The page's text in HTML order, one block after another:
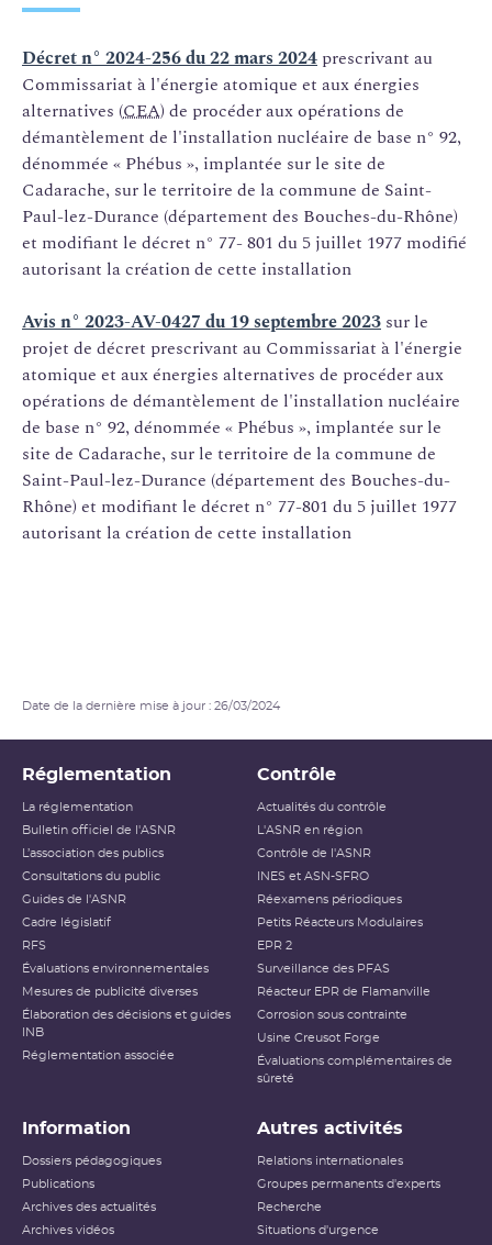
Décret n° 2024-256 du 22 mars 2024 prescrivant au
Commissariat à l'énergie atomique et aux énergies
alternatives (CEA) de procéder aux opérations de
démantèlement de l'installation nucléaire de base n° 92,
dénommée « Phébus », implantée sur le site de
Cadarache, sur le territoire de la commune de Saint-
Paul-lez-Durance (département des Bouches-du-Rhône)
et modifiant le décret n° 77- 801 du 5 juillet 1977 modifié
autorisant la création de cette installation
Avis n° 2023-AV-0427 du 19 septembre 2023 sur le
projet de décret prescrivant au Commissariat à l'énergie
atomique et aux énergies alternatives de procéder aux
opérations de démantèlement de l'installation nucléaire
de base n° 92, dénommée « Phébus », implantée sur le
site de Cadarache, sur le territoire de la commune de
Saint-Paul-lez-Durance (département des Bouches-du-
Rhône) et modifiant le décret n° 77-801 du 5 juillet 1977
autorisant la création de cette installation
Date de la dernière mise à jour : 26/03/2024
Réglementation
La réglementation
Bulletin officiel de l'ASNR
L’association des publics
Consultations du public
Guides de l'ASNR
Cadre législatif
RFS
Évaluations environnementales
Mesures de publicité diverses
Élaboration des décisions et guides
INB
Réglementation associée
Contrôle
Actualités du contrôle
L'ASNR en région
Contrôle de l'ASNR
INES et ASN-SFRO
Réexamens périodiques
Petits Réacteurs Modulaires
EPR 2
Surveillance des PFAS
Réacteur EPR de Flamanville
Corrosion sous contrainte
Usine Creusot Forge
Évaluations complémentaires de
sûreté
Information
Dossiers pédagogiques
Publications
Archives des actualités
Archives vidéos
Autres activités
Relations internationales
Groupes permanents d'experts
Recherche
Situations d'urgence